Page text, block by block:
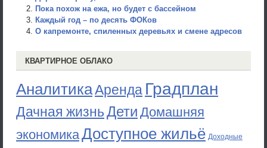
Пока похож на ежа, но будет с бассейном
Каждый год – по десять ФОКов
О капремонте, спиленных деревьях и смене адресов
КВАРТИРНОЕ ОБЛАКО
АналитикаАренда Градплан
Дачная жизньДети Домашняя
экономикаДоступное жильё Доходные